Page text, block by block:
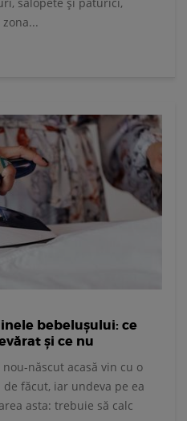
bebelușului: ce
și ce nu
născut acasă vin cu o
făcut, iar undeva pe ea
asta: trebuie să calc